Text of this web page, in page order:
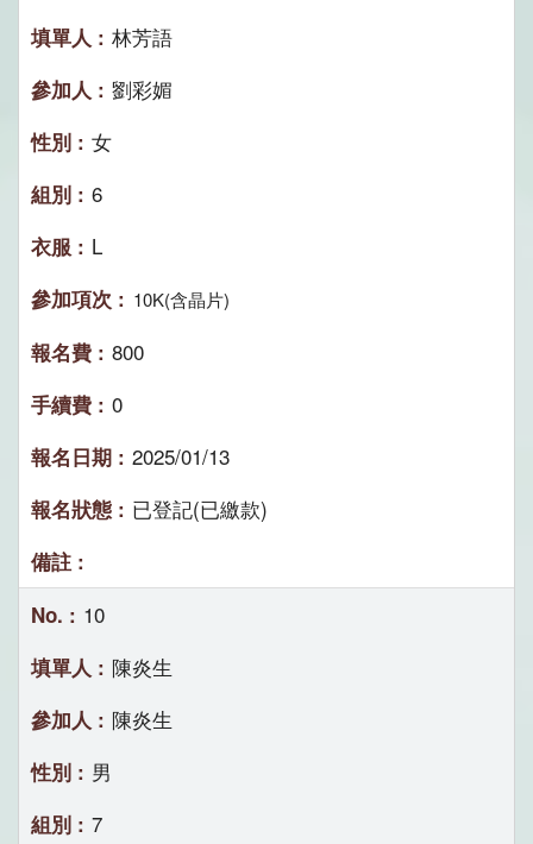
林芳語
劉彩媚
女
6
L
10K(含晶片)
800
0
2025/01/13
已登記(已繳款)
10
陳炎生
陳炎生
男
7